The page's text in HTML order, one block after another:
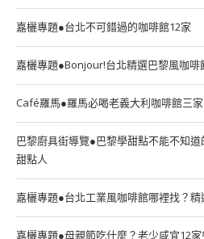
嘉欐專題●台北不可錯過的咖啡館12家
嘉欐專題●Bonjour!台北精選巴黎風咖啡
Café羅馬●羅馬必喝老義大利咖啡館三
巴黎廚具街導覽●巴黎學甜點不能不知
甜點人
嘉欐專題●台北工業風咖啡館哪裡找？精
嘉欐專題●母親節吃什麼？老少咸宜12家